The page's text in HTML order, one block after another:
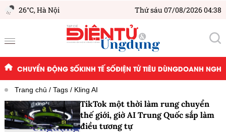
26°C,Hà Nội Thứ sáu 07/08/2026 04:38
CHUYỂN ĐỘNG SỐKINH TẾ SỐĐIỆN TỬ TIÊU DÙNGDOANH
Trang chủ Tags Kling AI
TikTok một thời làm rung chuyển
thế giới, giờ AI Trung Quốc sắp làm
điều tương tự